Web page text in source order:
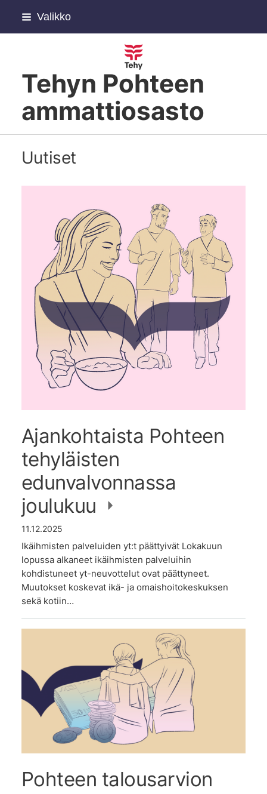
Siirry
Valikko
Tehyn Pohteen
ammattiosasto
Uutiset
Ajankohtaista Pohteen
tehyläisten
edunvalvonnassa
joulukuu
11.12.2025
Ikäihmisten palveluiden yt:t päättyivät Lokakuun
lopussa alkaneet ikäihmisten palveluihin
kohdistuneet yt-neuvottelut ovat päättyneet.
Muutokset koskevat ikä- ja omaishoitokeskuksen
sekä kotiin…
Pohteen talousarvion